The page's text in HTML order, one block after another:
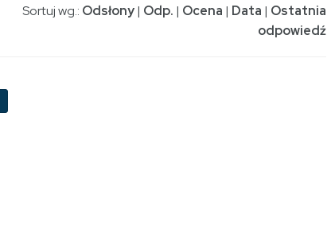
Sortuj wg.: Odsłony| Odp. | Ocena | Data | Ostatnia
odpowiedź